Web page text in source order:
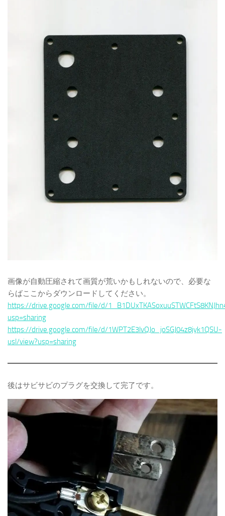
画像が自動圧縮されて画質が荒いかもしれないので、必要な
らばここからダウンロードしてください。
https://drive.google.com/file/d/
usp=sharing
https://drive.google.com/file/d/1WPT2E3lvQJo_joSGJ04z8jyk1QSU-
usl/view?usp=sharing
後はサビサビのプラグを交換して完了です。